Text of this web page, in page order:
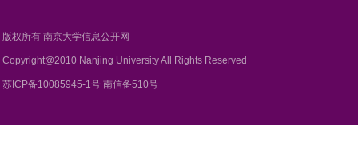
版权所有 南京大学信息公开网
Copyright@2010 Nanjing University All Rights Reserved
苏ICP备10085945-1号 南信备510号